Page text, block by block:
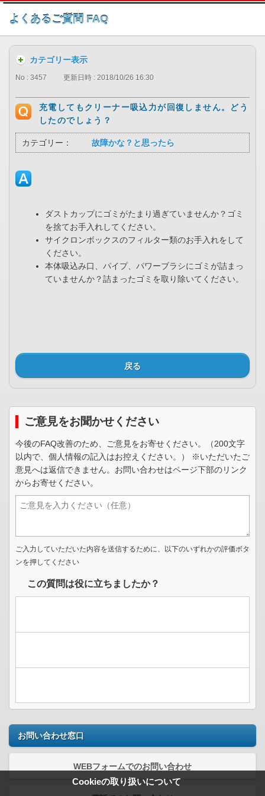
このページの本文へ
よくあるご質問 FAQ
Cookieの取り扱いについて
カテゴリー表示
No : 3457 更新日時 : 2018/10/26 16:30
充電してもクリーナー吸込力が回復しません。どう
したのでしょう？
カテゴリー： 故障かな？と思ったら
ダストカップにゴミがたまり過ぎていませんか？ゴミ
を捨てお手入れしてください。
サイクロンボックスのフィルター類のお手入れをして
ください。
本体吸込み口、パイプ、パワーブラシにゴミが詰まっ
ていませんか？詰まったゴミを取り除いてください。
戻る
ご意見をお聞かせください
今後のFAQ改善のため、ご意見をお寄せください。（200文字
以内で、個人情報の記入はお控えください。） ※いただいたご
意見へは返信できません。お問い合わせはページ下部のリンク
からお寄せください。
ご入力していただいた内容を送信するために、以下のいずれかの評価ボタ
ンを押してください
この質問は役に立ちましたか？
お問い合わせ窓口
WEBフォームでのお問い合わせ